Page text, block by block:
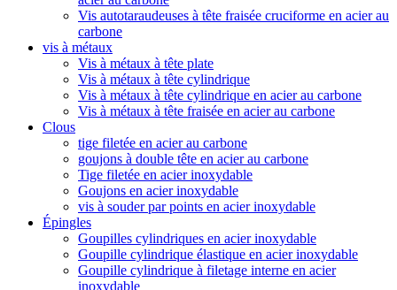
Vis autotaraudeuses à tête fraisée cruciforme en acier au
carbone
vis à métaux
Vis à métaux à tête plate
Vis à métaux à tête cylindrique
Vis à métaux à tête cylindrique en acier au carbone
Vis à métaux à tête fraisée en acier au carbone
Clous
tige filetée en acier au carbone
goujons à double tête en acier au carbone
Tige filetée en acier inoxydable
Goujons en acier inoxydable
vis à souder par points en acier inoxydable
Épingles
Goupilles cylindriques en acier inoxydable
Goupille cylindrique élastique en acier inoxydable
Goupille cylindrique à filetage interne en acier
inoxydable